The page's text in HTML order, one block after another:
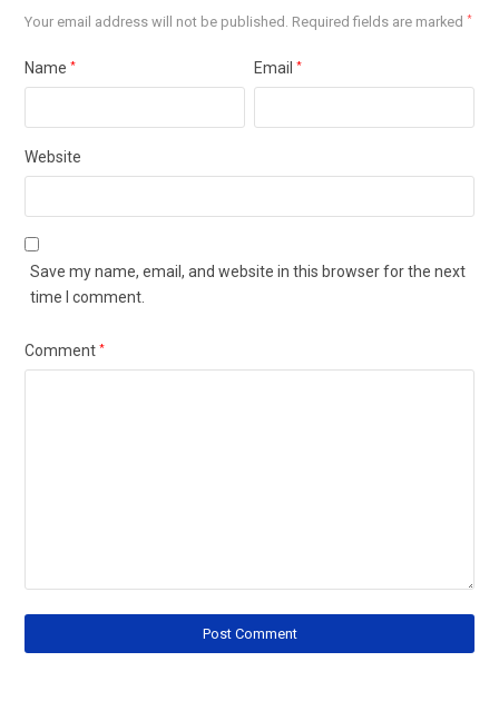
Your email address will not be published. Required fields are marked*
Name* Email*
Website
Save my name, email, and website in this browser for the next
time I comment.
Comment*